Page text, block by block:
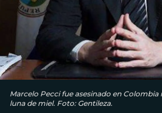
Marcelo Pecci fue asesinado en
luna de miel. Foto: Gentileza.